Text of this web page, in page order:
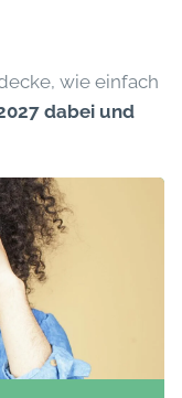
wie einfach
dabei und